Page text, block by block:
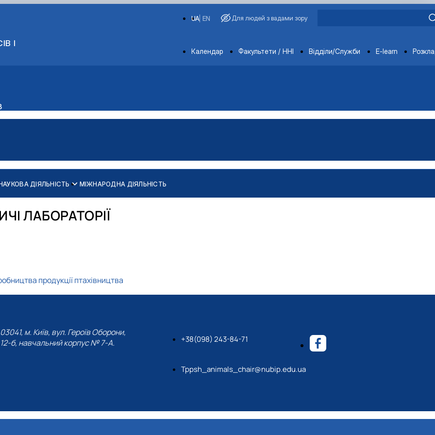
І
EN
UA Для людей з вадами зору
Departments
Календар Факультети / ННІ Відділи/Служби E-learn
ДІЯЛЬНІСТЬ МІЖНАРОДНА ДІЯЛЬНІСТЬ
ЛАБОРАТОРІЇ
продукції птахівництва
03041, м. Київ, вул. Героїв Оборони,
12-б, навчальний корпус № 7-А.
+38(098) 243-84-71
Tppsh_animals_chair@nubip.edu.ua